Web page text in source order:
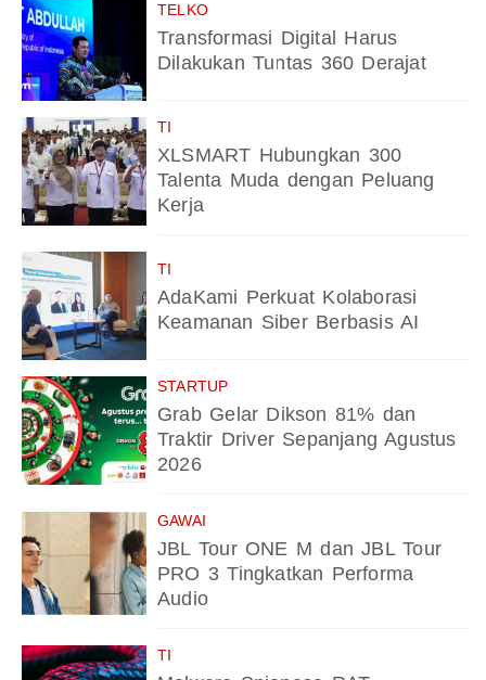
TELKO
Transformasi Digital Harus
Dilakukan Tuntas 360 Derajat
TI
XLSMART Hubungkan 300
Talenta Muda dengan Peluang
Kerja
TI
AdaKami Perkuat Kolaborasi
Keamanan Siber Berbasis AI
STARTUP
Grab Gelar Dikson 81% dan
Traktir Driver Sepanjang Agustus
2026
GAWAI
JBL Tour ONE M dan JBL Tour
PRO 3 Tingkatkan Performa
Audio
TI